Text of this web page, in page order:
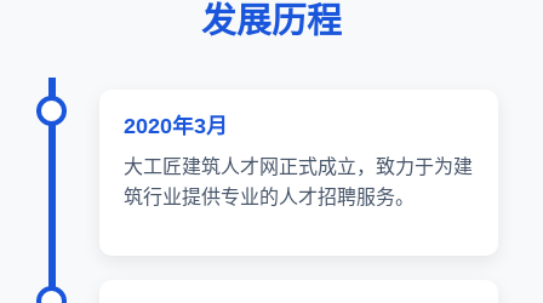
发展历程
2020年3月
大工匠建筑人才网正式成立，致力于为建
筑行业提供专业的人才招聘服务。